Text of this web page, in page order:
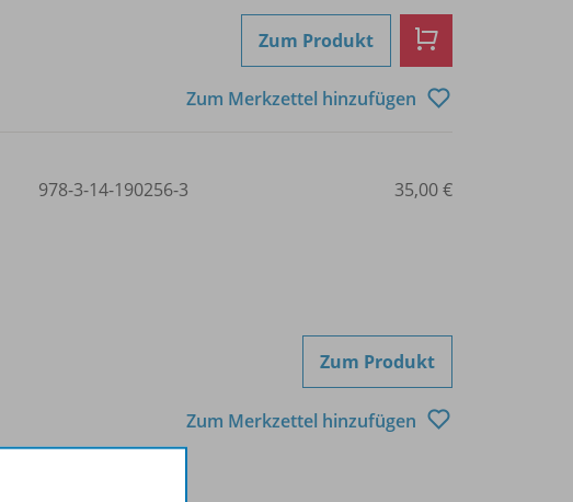
Zum Produkt
Zum Merkzettel hinzufügen
978-3-14-190256-3 35,00 €
Zum Produkt
Zum Merkzettel hinzufügen